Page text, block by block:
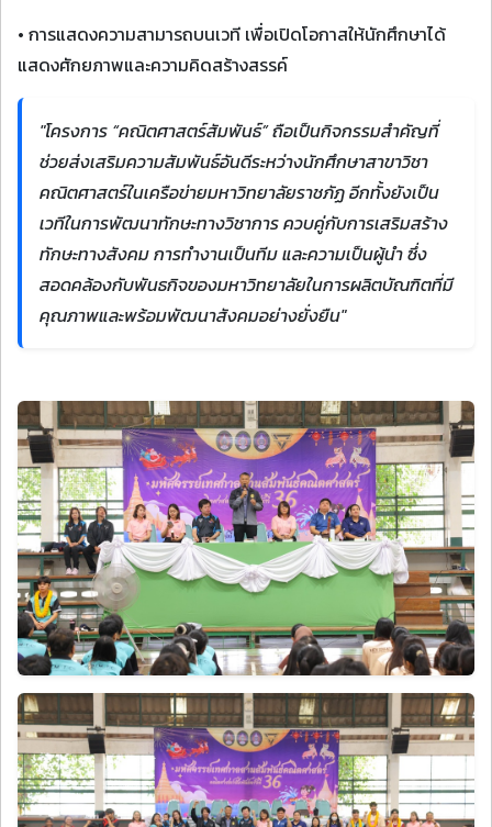
• การแสดงความสามารถบนเวที เพื่อเปิดโอกาสให้นักศึกษาได้
แสดงศักยภาพและความคิดสร้างสรรค์
"โครงการ “คณิตศาสตร์สัมพันธ์” ถือเป็นกิจกรรมสำคัญที่
ช่วยส่งเสริมความสัมพันธ์อันดีระหว่างนักศึกษาสาขาวิชา
คณิตศาสตร์ในเครือข่ายมหาวิทยาลัยราชภัฏ อีกทั้งยังเป็น
เวทีในการพัฒนาทักษะทางวิชาการ ควบคู่กับการเสริมสร้าง
ทักษะทางสังคม การทำงานเป็นทีม และความเป็นผู้นำ ซึ่ง
สอดคล้องกับพันธกิจของมหาวิทยาลัยในการผลิตบัณฑิตที่มี
คุณภาพและพร้อมพัฒนาสังคมอย่างยั่งยืน"